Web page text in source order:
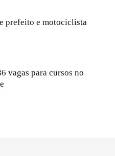
prefeito e motociclista
vagas para cursos no